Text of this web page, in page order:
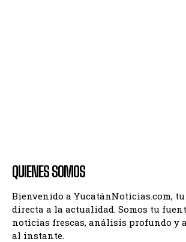
QUIENES SOMOS
Bienvenido a YucatánNoticias.com,
directa a la actualidad. Somos tu
noticias frescas, análisis profundo y
al instante.